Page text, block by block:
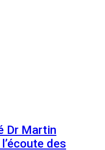
Dr Martin
des